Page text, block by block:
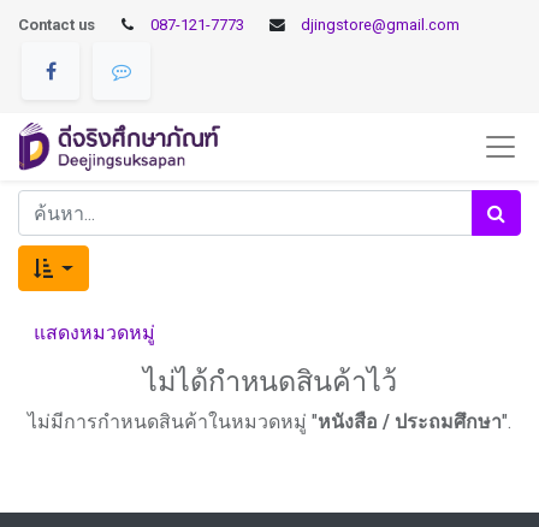
Contact us 087-121-7773 djingstore@gmail.com
แสดงหมวดหมู่
ไม่ได้กำหนดสินค้าไว้
ไม่มีการกำหนดสินค้าในหมวดหมู่ "หนังสือ / ประถมศึกษา".